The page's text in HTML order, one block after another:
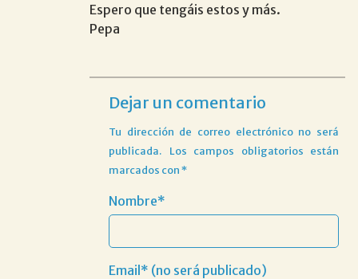
Espero que tengáis estos y más.
Pepa
Dejar un comentario
Tu dirección de correo electrónico no será
publicada.
Los campos obligatorios están
marcados con*
Nombre*
Email* (no será publicado)